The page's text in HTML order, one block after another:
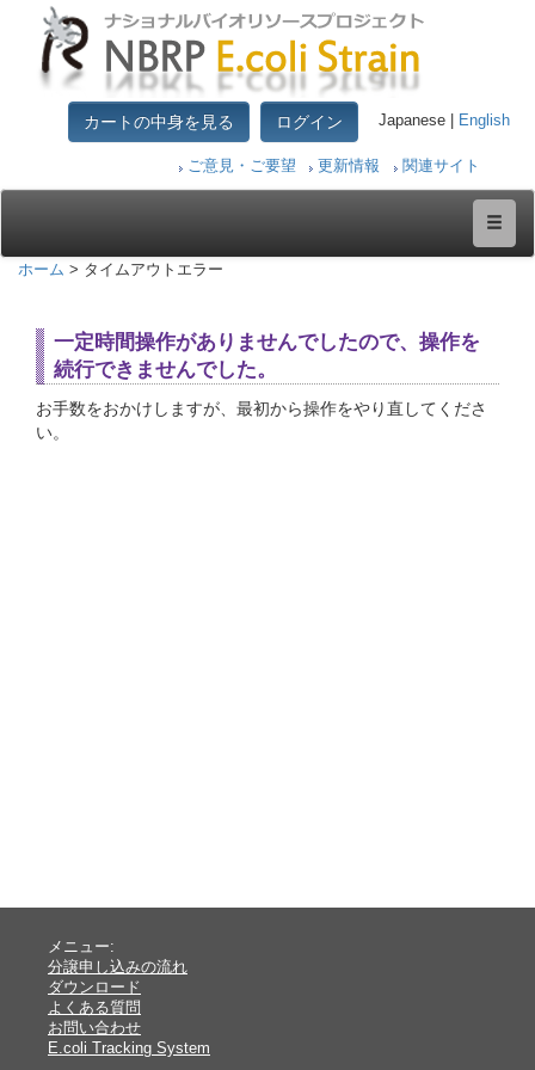
カートの中身を見る ログイン Japanese | English
ご意見・ご要望 更新情報 関連サイト
ホーム > タイムアウトエラー
一定時間操作がありませんでしたので、操作を
続行できませんでした。
お手数をおかけしますが、最初から操作をやり直してくださ
い。
メニュー:
分譲申し込みの流れ
ダウンロード
よくある質問
お問い合わせ
E.coli Tracking System